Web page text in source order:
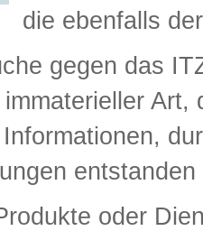
die ebenfalls
gegen das
oder